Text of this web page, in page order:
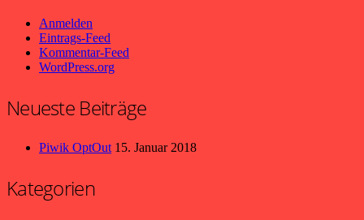
Anmelden
Eintrags-Feed
Kommentar-Feed
WordPress.org
Neueste Beiträge
Piwik OptOut 15. Januar 2018
Kategorien